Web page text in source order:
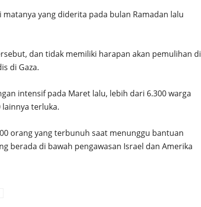
yang diderita pada bulan Ramadan lalu
dan tidak memiliki harapan akan pemulihan di
di Gaza.
intensif pada Maret lalu, lebih dari 6.300 warga
terluka.
orang yang terbunuh saat menunggu bantuan
berada di bawah pengawasan Israel dan Amerika